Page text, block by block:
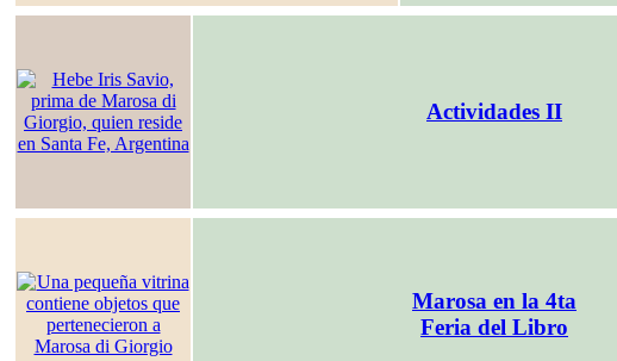
Actividades II
Marosa en la 4ta
Feria del Libro